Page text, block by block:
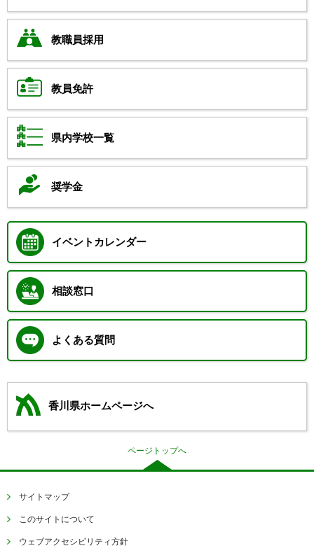
教職員採用
教員免許
県内学校一覧
奨学金
イベントカレンダー
相談窓口
よくある質問
香川県ホームページへ
ページトップへ
サイトマップ
このサイトについて
ウェブアクセシビリティ方針